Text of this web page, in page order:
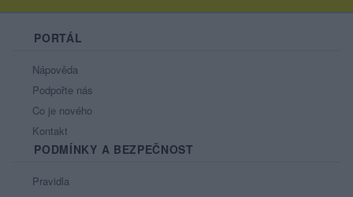
PORTÁL
Nápověda
Podpořte nás
Co je nového
Kontakt
PODMÍNKY A BEZPEČNOST
Pravidla